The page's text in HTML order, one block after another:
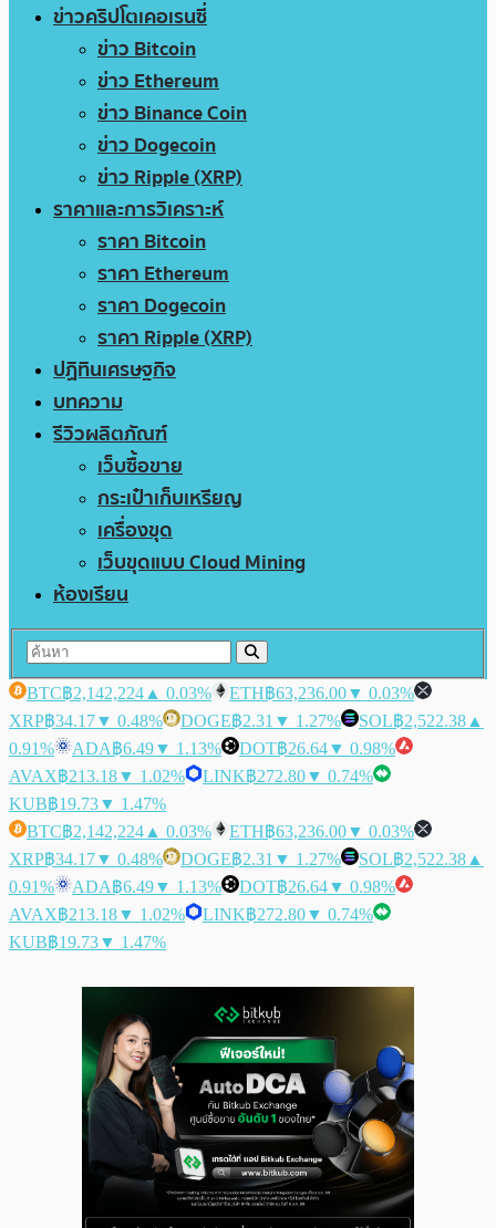
ข่าวคริปโตเคอเรนซี่
ข่าว Bitcoin
ข่าว Ethereum
ข่าว Binance Coin
ข่าว Dogecoin
ข่าว Ripple (XRP)
ราคาและการวิเคราะห์
ราคา Bitcoin
ราคา Ethereum
ราคา Dogecoin
ราคา Ripple (XRP)
ปฏิทินเศรษฐกิจ
บทความ
รีวิวผลิตภัณฑ์
เว็บซื้อขาย
กระเป๋าเก็บเหรียญ
เครื่องขุด
เว็บขุดแบบ Cloud Mining
ห้องเรียน
BTC฿2,142,224 ▲ 0.03% ETH฿63,236.00▼ 0.03%
XRP฿34.17▼ 0.48% DOGE฿2.31 ▼ 1.27% SOL฿2,522.38 ▲
0.91%
ADA฿6.49▼ 1.13% DOT฿26.64▼ 0.98%
AVAX฿213.18▼ 1.02% LINK฿272.80▼ 0.74%
KUB฿19.73▼ 1.47%
BTC฿2,142,224 ▲ 0.03% ETH฿63,236.00▼ 0.03%
XRP฿34.17▼ 0.48% DOGE฿2.31 ▼ 1.27% SOL฿2,522.38 ▲
0.91%
ADA฿6.49▼ 1.13% DOT฿26.64▼ 0.98%
AVAX฿213.18▼ 1.02% LINK฿272.80▼ 0.74%
KUB฿19.73▼ 1.47%